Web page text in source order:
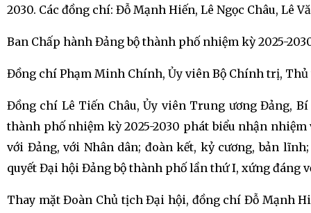
2030. Các đồng chí: Đỗ Mạnh Hiến, Lê Ngọc Châu, Lê
Ban Chấp hành Đảng bộ thành phố nhiệm kỳ 2025-
Đồng chí Phạm Minh Chính, Ủy viên Bộ Chính trị,
Đồng chí Lê Tiến Châu, Ủy viên Trung ương Đảng,
thành phố nhiệm kỳ 2025-2030 phát biểu nhận
với Đảng, với Nhân dân; đoàn kết, kỷ cương, bản
quyết Đại hội Đảng bộ thành phố lần thứ I, xứng đáng
Thay mặt Đoàn Chủ tịch Đại hội, đồng chí Đỗ Mạnh